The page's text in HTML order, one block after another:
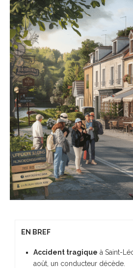
EN BREF
Accident tragique à Saint-
août, un conducteur décède.